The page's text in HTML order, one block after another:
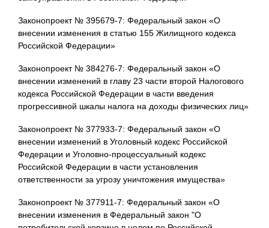
Законопроект № 395679-7: Федеральный закон «О
внесении изменения в статью 155 Жилищного кодекса
Российской Федерации»
Законопроект № 384276-7: Федеральный закон «О
внесении изменений в главу 23 части второй Налогового
кодекса Российской Федерации в части введения
прогрессивной шкалы налога на доходы физических лиц»
Законопроект № 377933-7: Федеральный закон «О
внесении изменений в Уголовный кодекс Российской
Федерации и Уголовно-процессуальный кодекс
Российской Федерации в части установления
ответственности за угрозу уничтожения имущества»
Законопроект № 377911-7: Федеральный закон «О
внесении изменения в Федеральный закон "О